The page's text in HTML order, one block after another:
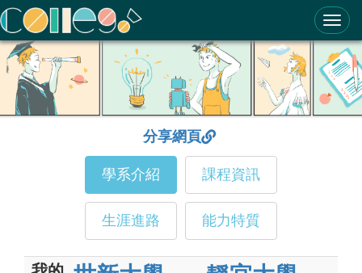
ColleGo! 大學選才與高中育才輔助系統
分享網頁
學系介紹 課程資訊
生涯進路 能力特質